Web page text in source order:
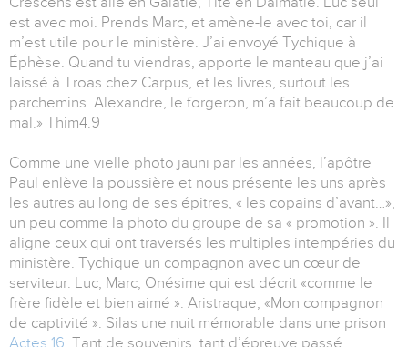
est avec moi. Prends Marc, et amène-le avec toi, car il
m’est utile pour le ministère. J’ai envoyé Tychique à
Éphèse. Quand tu viendras, apporte le manteau que j’ai
laissé à Troas chez Carpus, et les livres, surtout les
parchemins. Alexandre, le forgeron, m’a fait beaucoup de
mal.» Thim4.9
Comme une vielle photo jauni par les années, l’apôtre
Paul enlève la poussière et nous présente les uns après
les autres au long de ses épitres, « les copains d’avant…»,
un peu comme la photo du groupe de sa « promotion ». Il
aligne ceux qui ont traversés les multiples intempéries du
ministère. Tychique un compagnon avec un cœur de
serviteur. Luc, Marc, Onésime qui est décrit «comme le
frère fidèle et bien aimé ». Aristraque, «Mon compagnon
de captivité ». Silas une nuit mémorable dans une prison
Actes 16. Tant de souvenirs, tant d’épreuve passé